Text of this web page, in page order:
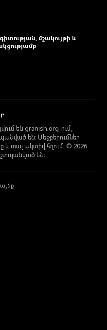
մշակույթի և
են granish.org-ում,
են։ Մեջբերումներ
և տալ ակտիվ հղում։ © 2026
են։